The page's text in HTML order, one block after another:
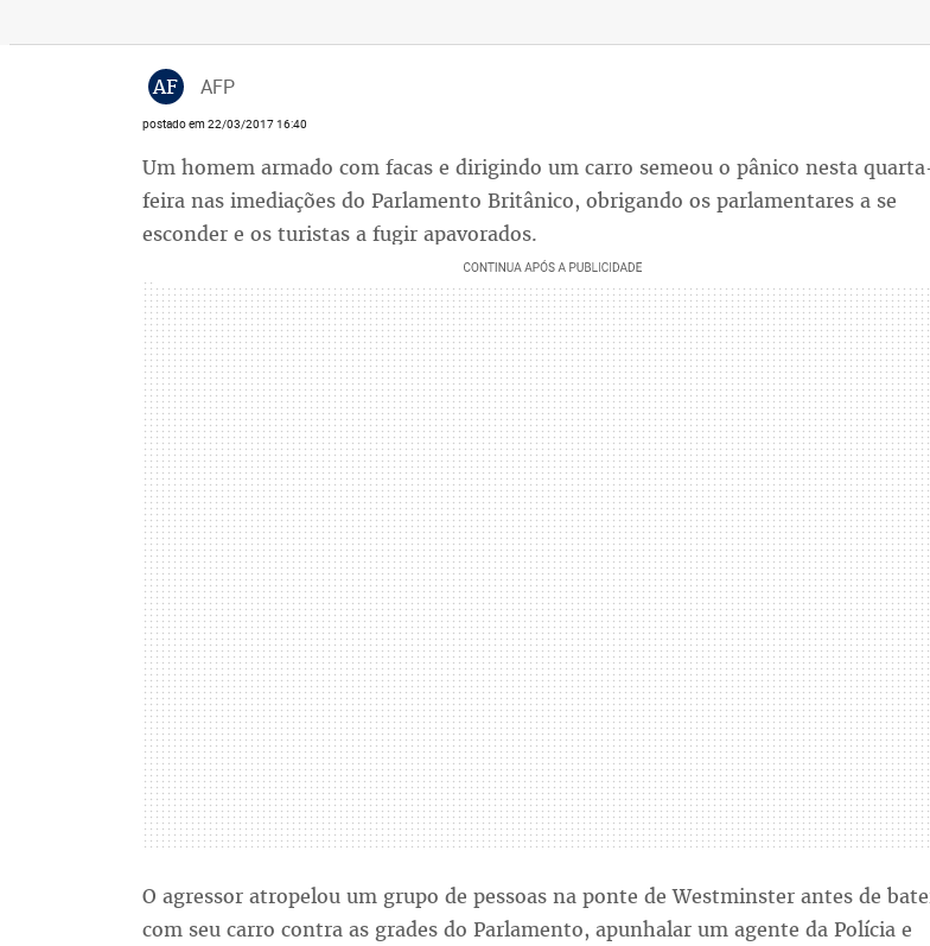
AF AFP
postado em 22/03/2017 16:40
Um homem armado com facas e dirigindo um carro semeou o pânico nesta
feira nas imediações do Parlamento Britânico, obrigando os parlamentares a se
esconder e os turistas a fugir apavorados.
O agressor atropelou um grupo de pessoas na ponte de Westminster antes de
com seu carro contra as grades do Parlamento, apunhalar um agente da Polícia e